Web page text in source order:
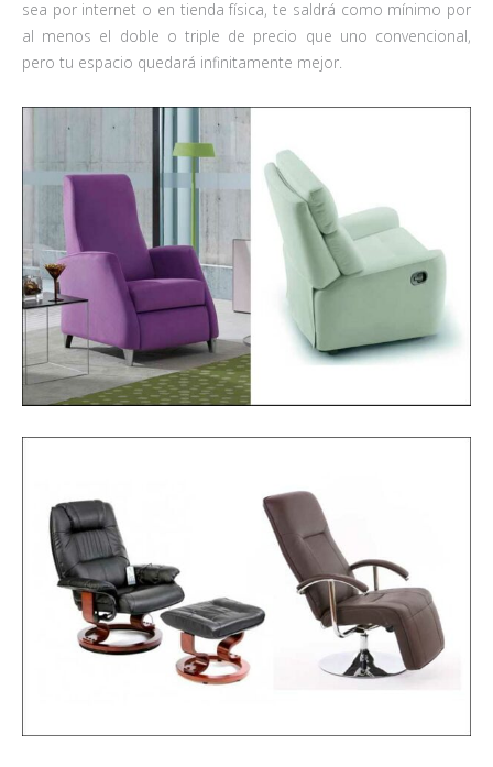
sea por internet o en tienda física, te saldrá como mínimo por
al menos el doble o triple de precio que uno convencional,
pero tu espacio quedará infinitamente mejor.